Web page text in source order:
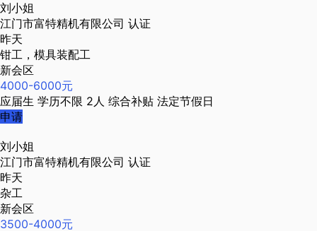
刘小姐
江门市富特精机有限公司 认证
昨天
钳工，模具装配工
新会区
4000-6000元
应届生 学历不限 2人 综合补贴 法定节假日
申请
刘小姐
江门市富特精机有限公司 认证
昨天
杂工
新会区
3500-4000元